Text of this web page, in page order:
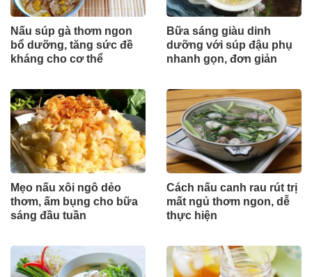
Nấu súp gà thơm ngon
bổ dưỡng, tăng sức đề
kháng cho cơ thể
Bữa sáng giàu dinh
dưỡng với súp đậu phụ
nhanh gọn, đơn giản
Mẹo nấu xôi ngô dẻo
thơm, ấm bụng cho bữa
sáng đầu tuần
Cách nấu canh rau rút trị
mất ngủ thơm ngon, dễ
thực hiện